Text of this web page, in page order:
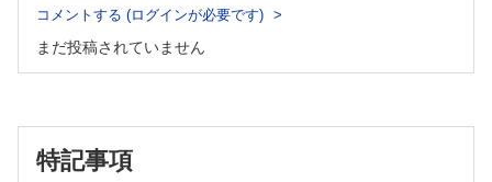
30-4：左心低形成症候群④
31：Valsalva洞動脈瘤破裂
32-1：血管輪①重複大動脈弓
33-1：単心室①右室性単心室
33-2：単心室②左室性単心室（肺血流増加群）
33-3：単心室③左室性単心室（肺血流減少群）
16-1：完全大血管転位Ⅰ型①
16-2：完全大血管転位Ⅰ型②
19-1：修正大血管転位
コメントする (ログインが必要です)
まだ投稿されていません
特記事項